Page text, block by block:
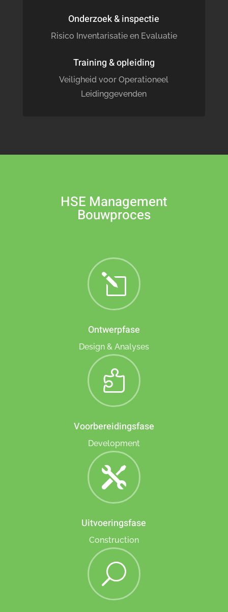
Onderzoek & inspectie
Risico Inventarisatie en Evaluatie
Training & opleiding
Veiligheid voor Operationeel
Leidinggevenden
HSE Management
Bouwproces
l
Ontwerpfase
Design & Analyses

Voorbereidingsfase
Development

Uitvoeringsfase
Construction
U